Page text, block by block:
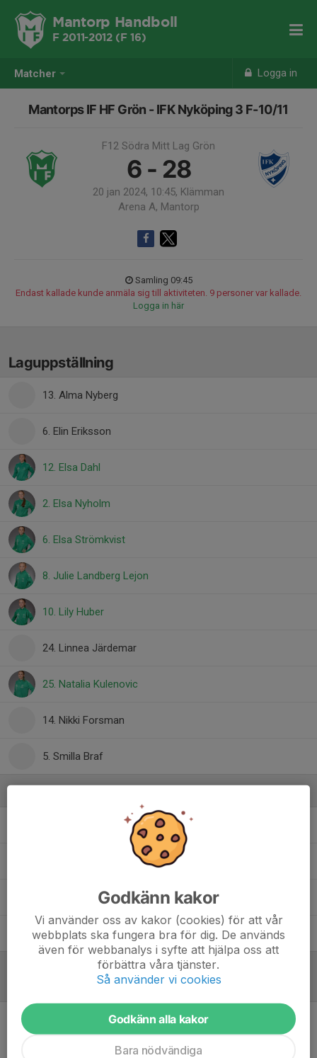
Matcher Logga in
Mantorp Handboll
F 2011-2012 (F 16)
Mantorps IF HF Grön - IFK Nyköping 3 F-10/11
F12 Södra Mitt Lag Grön
6 - 28
20 jan 2024, 10:45, Klämman
Arena A, Mantorp
Samling 09:45
Endast kallade kunde anmäla sig till aktiviteten. 9 personer var kallade.
Logga in här
Laguppställning
13. Alma Nyberg
6. Elin Eriksson
12. Elsa Dahl
2. Elsa Nyholm
6. Elsa Strömkvist
8. Julie Landberg Lejon
10. Lily Huber
24. Linnea Järdemar
25. Natalia Kulenovic
14. Nikki Forsman
5. Smilla Braf
Tränare
Tränare
Markus ForsmanTränare
Stefan KirchTränare
Inget referat skrivet
Godkänn kakor
Vi använder oss av kakor (cookies) för att vår
webbplats ska fungera bra för dig. De används
även för webbanalys i syfte att hjälpa oss att
förbättra våra tjänster.
Så använder vi cookies
Godkänn alla kakor
Bara nödvändiga